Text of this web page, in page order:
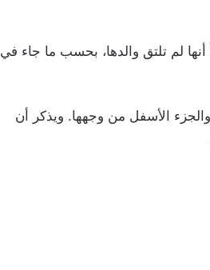
أنها لم تلتق والدها، بحسب ما جاء في
والجزء الأسفل من وجهها. ويذكر أن